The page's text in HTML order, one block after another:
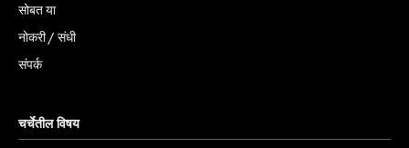
सोबत या
नोकरी / संधी
संपर्क
चर्चेतील विषय